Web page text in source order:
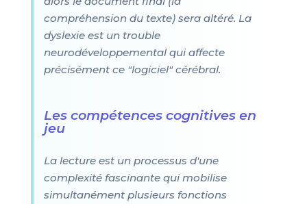
compréhension du texte) sera altéré. La
dyslexie est un trouble
neurodéveloppemental qui affecte
précisément ce "logiciel" cérébral.
Les compétences cognitives en
jeu
La lecture est un processus d'une
complexité fascinante qui mobilise
simultanément plusieurs fonctions